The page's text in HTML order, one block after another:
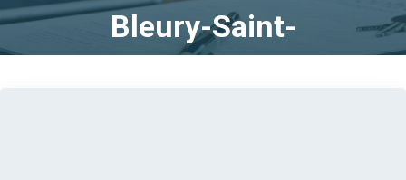
Bleury-Saint-